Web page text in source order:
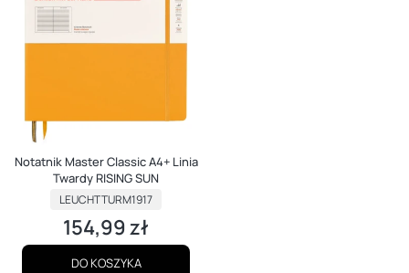
Notatnik Master Classic A4+ Linia
Twardy RISING SUN
PRODUCENT
LEUCHTTURM1917
Cena
154,99 zł
DO KOSZYKA